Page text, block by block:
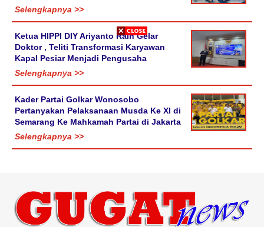
Selengkapnya >>
Ketua HIPPI DIY Ariyanto Raih Gelar
Doktor , Teliti Transformasi Karyawan
Kapal Pesiar Menjadi Pengusaha
Selengkapnya >>
Kader Partai Golkar Wonosobo
Pertanyakan Pelaksanaan Musda Ke XI di
Semarang Ke Mahkamah Partai di Jakarta
Selengkapnya >>